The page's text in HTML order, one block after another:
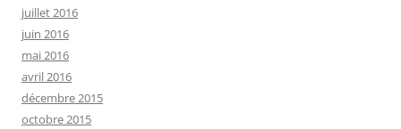
juillet 2016
juin 2016
mai 2016
avril 2016
décembre 2015
octobre 2015